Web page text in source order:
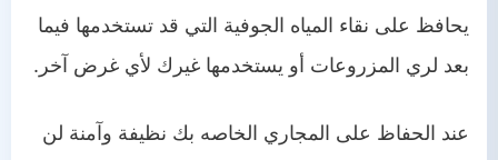
يحافظ على نقاء المياه الجوفية التي قد تستخدمها فيما
بعد لري المزروعات أو يستخدمها غيرك لأي غرض آخر.
عند الحفاظ على المجاري الخاصه بك نظيفة وآمنة لن